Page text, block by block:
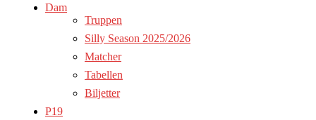
Dam
Truppen
Silly Season 2025/2026
Matcher
Tabellen
Biljetter
P19